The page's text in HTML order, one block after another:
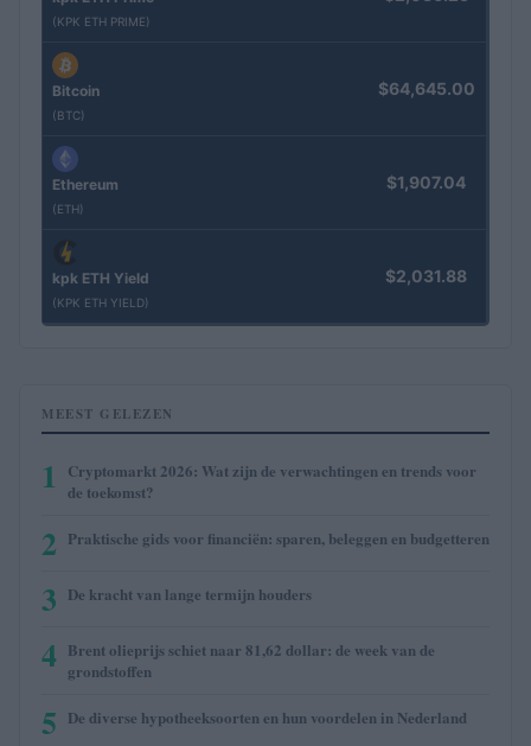
(KPK ETH PRIME)
Bitcoin
(BTC)
$64,645.00
Ethereum
(ETH)
$1,907.04
kpk ETH Yield
(KPK ETH YIELD)
$2,031.88
MEEST GELEZEN
1
Cryptomarkt 2026: Wat zijn de verwachtingen en trends voor
de toekomst?
2 Praktische gids voor financiën: sparen, beleggen en budgetteren
3 De kracht van lange termijn houders
4 Brent olieprijs schiet naar 81,62 dollar: de week van de
grondstoffen
5 De diverse hypotheeksoorten en hun voordelen in Nederland